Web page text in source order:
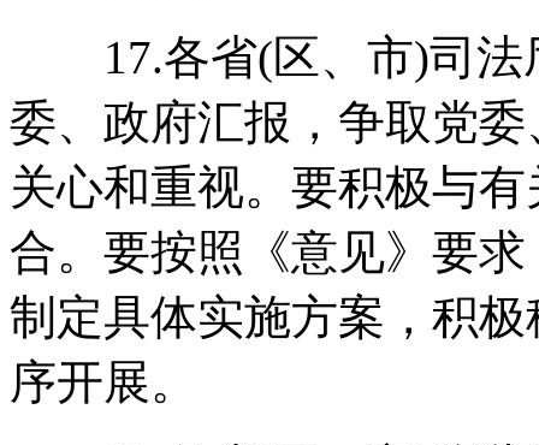
17.各省(区、市)司法
委、政府汇报，争取党
关心和重视。要积极与
合。要按照《意见》要
制定具体实施方案，积
序开展。